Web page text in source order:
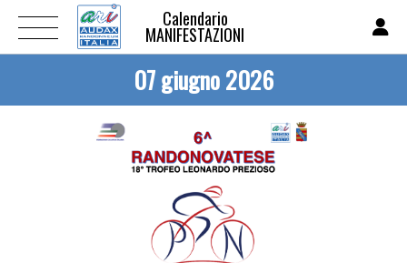
Calendario
MANIFESTAZIONI
07 giugno 2026